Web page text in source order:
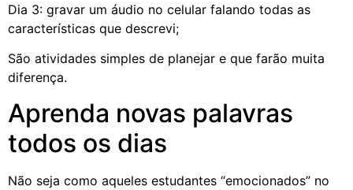
Dia 3: gravar um áudio no celular falando todas as
características que descrevi;
São atividades simples de planejar e que farão muita
diferença.
Aprenda novas palavras
todos os dias
Não seja como aqueles estudantes “emocionados” no